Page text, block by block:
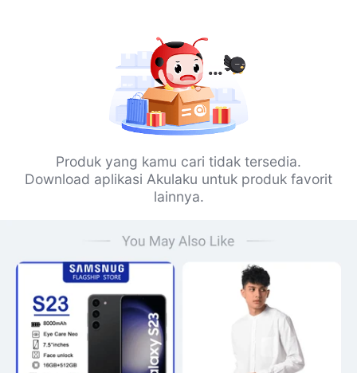
Produk yang kamu cari tidak tersedia.
Download aplikasi Akulaku untuk produk favorit
lainnya.